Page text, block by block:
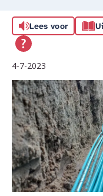
Lees voor
4-7-2023